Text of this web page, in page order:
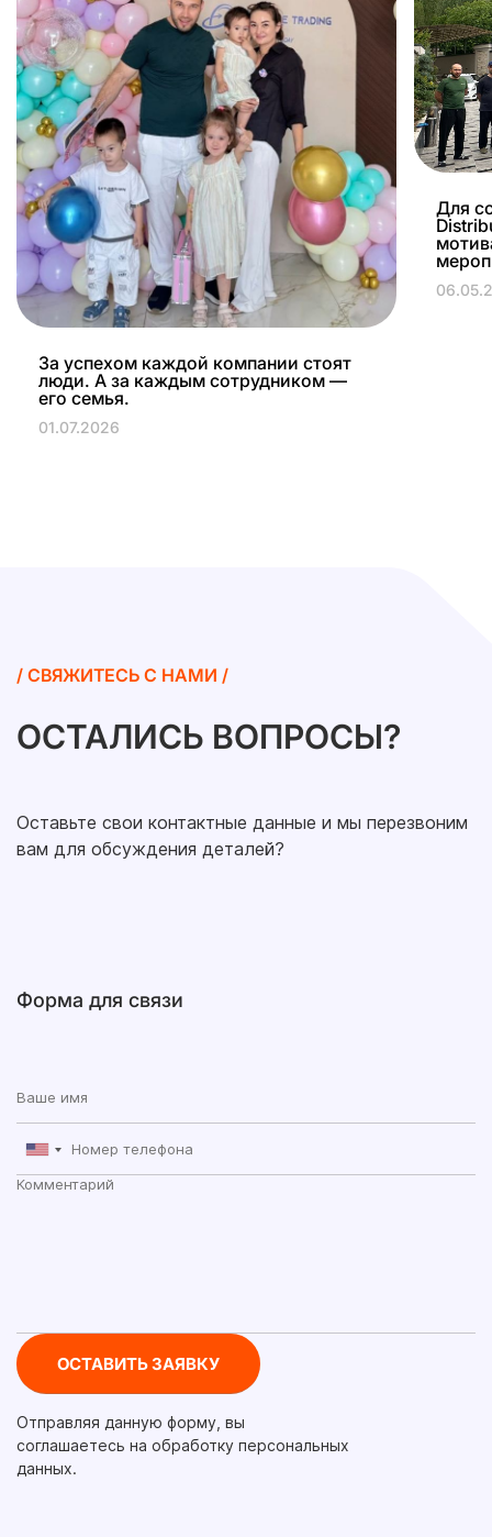
За успехом каждой компании стоят
люди. А за каждым сотрудником —
его семья.
01.07.2026
Для
/ СВЯЖИТЕСЬ С НАМИ /
ОСТАЛИСЬ ВОПРОСЫ?
Оставьте свои контактные данные и мы перезвоним
вам для обсуждения деталей?
Форма для связи
Отправляя данную форму, вы
соглашаетесь на обработку персональных
данных.